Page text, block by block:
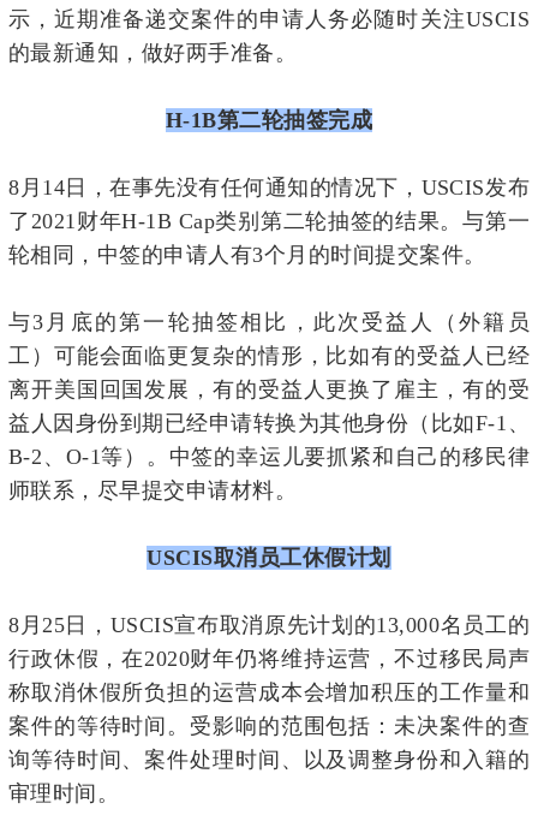
示，近期准备递交案件的申请人务必随时关注USCIS
的最新通知，做好两手准备。
H-1B第二轮抽签完成
8月14日，在事先没有任何通知的情况下，USCIS发布
了2021财年H-1B Cap类别第二轮抽签的结果。与第一
轮相同，中签的申请人有3个月的时间提交案件。
与3月底的第一轮抽签相比，此次受益人（外籍员
工）可能会面临更复杂的情形，比如有的受益人已经
离开美国回国发展，有的受益人更换了雇主，有的受
益人因身份到期已经申请转换为其他身份（比如F-1、
B-2、O-1等）。中签的幸运儿要抓紧和自己的移民律
师联系，尽早提交申请材料。
USCIS取消员工休假计划
8月25日，USCIS宣布取消原先计划的13,000名员工的
行政休假，在2020财年仍将维持运营，不过移民局声
称取消休假所负担的运营成本会增加积压的工作量和
案件的等待时间。受影响的范围包括：未决案件的查
询等待时间、案件处理时间、以及调整身份和入籍的
审理时间。